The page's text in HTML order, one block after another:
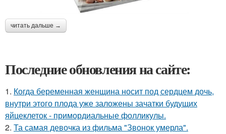
читать дальше →
Последние обновления на сайте:
1. Когда беременная женщина носит под сердцем дочь,
внутри этого плода уже заложены зачатки будущих
яйцеклеток - примордиальные фолликулы.
2. Та самая девочка из фильма "Звонок умерла".